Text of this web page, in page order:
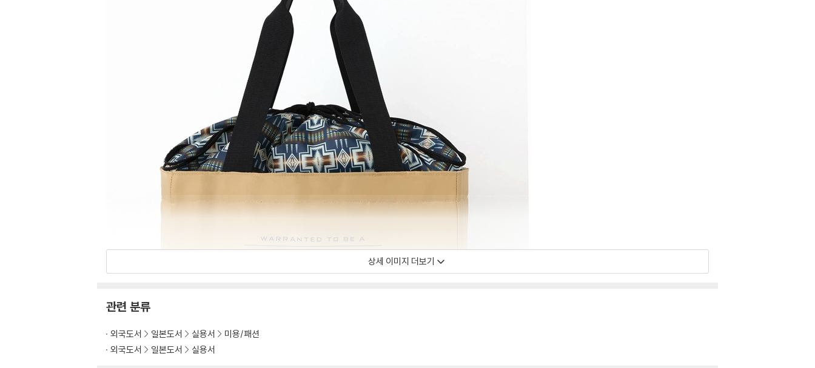
상세 이미지 더보기
관련 분류
외국도서 일본도서 실용서
미용/패션
외국도서
일본도서 실용서